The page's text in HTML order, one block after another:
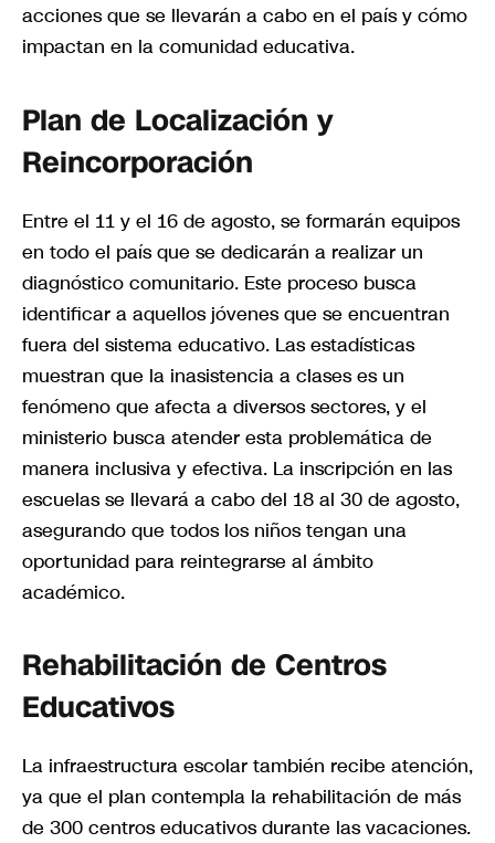
acciones que se llevarán a cabo en el país y cómo
impactan en la comunidad educativa.
Plan de Localización y
Reincorporación
Entre el 11 y el 16 de agosto, se formarán equipos
en todo el país que se dedicarán a realizar un
diagnóstico comunitario. Este proceso busca
identificar a aquellos jóvenes que se encuentran
fuera del sistema educativo. Las estadísticas
muestran que la inasistencia a clases es un
fenómeno que afecta a diversos sectores, y el
ministerio busca atender esta problemática de
manera inclusiva y efectiva. La inscripción en las
escuelas se llevará a cabo del 18 al 30 de agosto,
asegurando que todos los niños tengan una
oportunidad para reintegrarse al ámbito
académico.
Rehabilitación de Centros
Educativos
La infraestructura escolar también recibe atención,
ya que el plan contempla la rehabilitación de más
de 300 centros educativos durante las vacaciones.